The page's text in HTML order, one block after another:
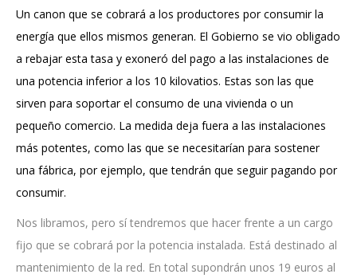
Un canon que se cobrará a los productores por consumir la
energía que ellos mismos generan. El Gobierno se vio obligado
a rebajar esta tasa y exoneró del pago a las instalaciones de
una potencia inferior a los 10 kilovatios. Estas son las que
sirven para soportar el consumo de una vivienda o un
pequeño comercio. La medida deja fuera a las instalaciones
más potentes, como las que se necesitarían para sostener
una fábrica, por ejemplo, que tendrán que seguir pagando por
consumir.
Nos libramos, pero sí tendremos que hacer frente a un cargo
fijo que se cobrará por la potencia instalada. Está destinado al
mantenimiento de la red. En total supondrán unos 19 euros al